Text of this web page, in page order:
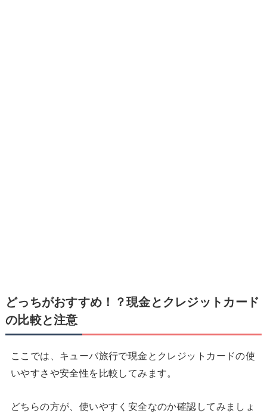
どっちがおすすめ！？現金とクレジットカード
の比較と注意
ここでは、キューバ旅行で現金とクレジットカードの使
いやすさや安全性を比較してみます。
どちらの方が、使いやすく安全なのか確認してみましょ